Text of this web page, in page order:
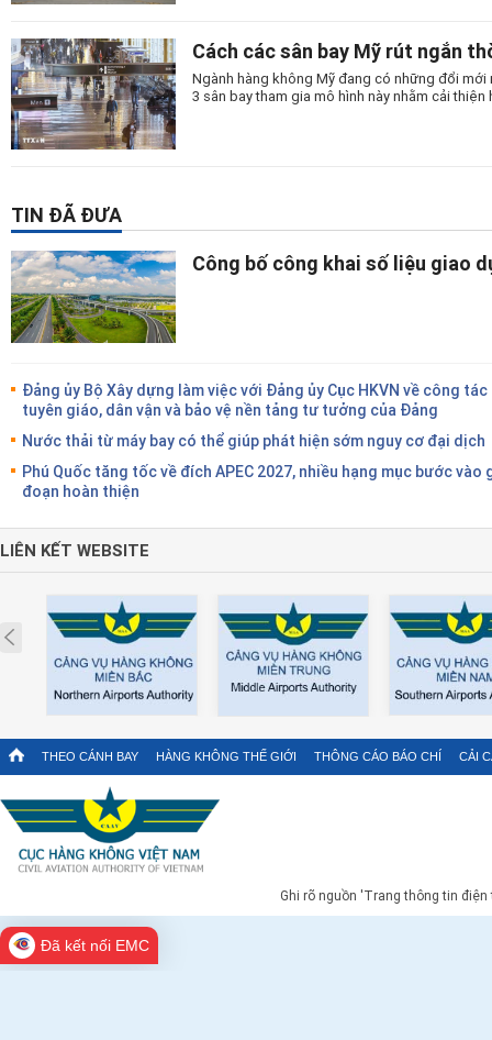
Cách các sân bay Mỹ rút ngắn
Ngành hàng không Mỹ đang có những đổi
3 sân bay tham gia mô hình này nhằm cải thiện
TIN ĐÃ ĐƯA
Công bố công khai số liệu giao
Đảng ủy Bộ Xây dựng làm việc với Đảng ủy Cục HKVN về công tác
tuyên giáo, dân vận và bảo vệ nền tảng tư tưởng của Đảng
Nước thải từ máy bay có thể giúp phát hiện sớm nguy cơ đại dịch
Phú Quốc tăng tốc về đích APEC 2027, nhiều hạng mục bước vào
đoạn hoàn thiện
LIÊN KẾT WEBSITE
Prev
THEO CÁNH BAY HÀNG KHÔNG THẾ GIỚI THÔNG CÁO BÁO CHÍ CẢI
Ghi rõ nguồn 'Trang thông tin
Đã kết nối EMC